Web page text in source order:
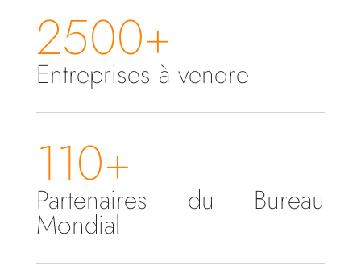
2500+
Entreprises à vendre
110+
Partenaires du Bureau
Mondial